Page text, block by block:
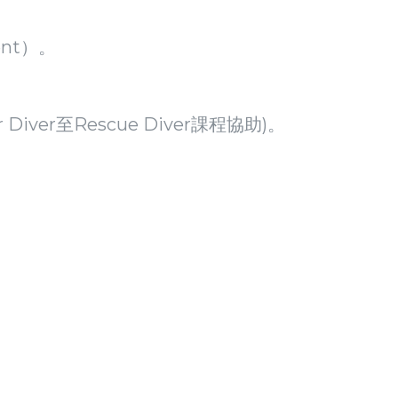
）。
至Rescue Diver課程協助)。